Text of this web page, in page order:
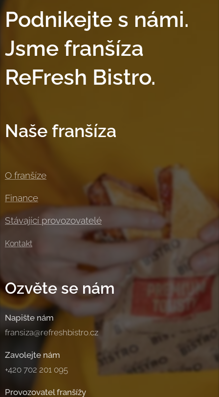
Podnikejte s námi.
Jsme franšíza
ReFresh Bistro.
Naše franšíza
O franšíze
Finance
Stávající provozovatelé
Kontakt
Ozvěte se nám
Napište nám
fransiza@refreshbistro.cz
Zavolejte nám
+420 702 201 095
Provozovatel franšížy